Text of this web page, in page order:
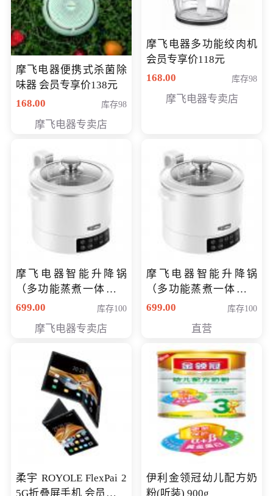
摩飞电器便携式杀菌除
味器 会员专享价138元
168.00
库存98
摩飞电器专卖店
摩飞电器多功能绞肉机
会员专享价118元
168.00
库存98
摩飞电器专卖店
摩飞电器智能升降锅
（多功能蒸煮一体锅）
（智能升降养生锅） 会
699.00 库存100
摩飞电器专卖店
摩飞电器智能升降锅
（多功能蒸煮一体锅）
（智能升降养生锅） 会
699.00 库存100
直营
柔宇 ROYOLE FlexPai 2
5G折叠屏手机 会员专享
伊利金领冠幼儿配方奶
粉(听装) 900g